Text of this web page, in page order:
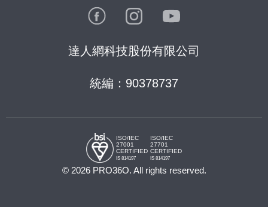
達人網科技股份有限公司
統編：90378737
ISO/IEC
27001
CERTIFIED
IS 814197
ISO/IEC
27701
CERTIFIED
IS 814197
© 2026 PRO36O. All rights reserved.